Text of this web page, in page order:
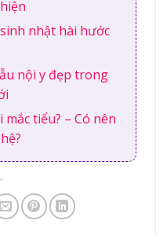
nhật hài hước
nội y đẹp trong
tiểu? – Có nên